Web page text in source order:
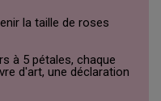
la taille de roses
à 5 pétales, chaque
d'art, une déclaration